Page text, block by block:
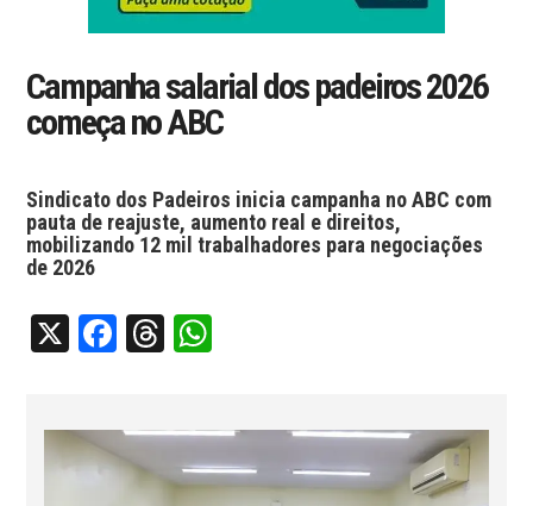
Campanha salarial dos padeiros 2026
começa no ABC
Sindicato dos Padeiros inicia campanha no ABC com
pauta de reajuste, aumento real e direitos,
mobilizando 12 mil trabalhadores para negociações
de 2026
X Facebook
Threads